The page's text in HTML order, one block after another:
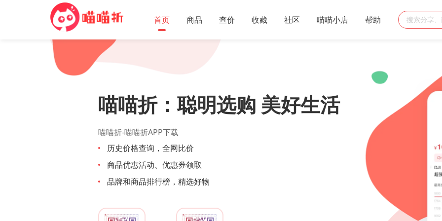
首页 商品 查价 收藏 社区 喵喵小店 帮助
喵喵折：聪明选购 美好生活
喵喵折-喵喵折APP下载
历史价格查询，全网比价
商品优惠活动、优惠券领取
品牌和商品排行榜，精选好物